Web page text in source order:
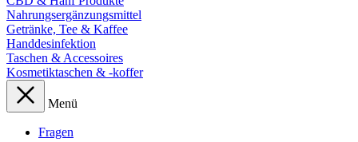
Nahrungsergänzungsmittel
Getränke, Tee & Kaffee
Handdesinfektion
Taschen & Accessoires
Kosmetiktaschen & -koffer
Menü
Fragen